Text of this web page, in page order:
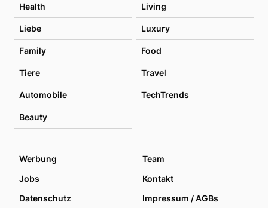
Health Living
Liebe Luxury
Family Food
Tiere Travel
Automobile TechTrends
Beauty
Werbung
Team
Jobs
Kontakt
Datenschutz
Impressum / AGBs